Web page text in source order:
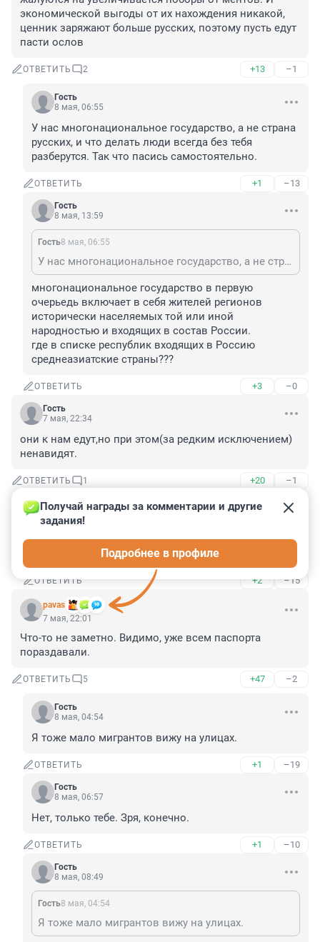
экономической выгоды от их нахождения никакой,
ценник заряжают больше русских, поэтому пусть едут
пасти ослов
ОТВЕТИТЬ 2 +13 –1
Гость
8 мая, 06:55
У нас многонациональное государство, а не страна
русских, и что делать люди всегда без тебя
разберутся. Так что пасись самостоятельно.
ОТВЕТИТЬ +1 –13
Гость
8 мая, 13:59
Гость8 мая, 06:55
У нас многонациональное государство, а не страна русских, и что делать люди всегда без тебя разберутся. Так что пасись самостоятельно.
многонациональное государство в первую
очерьедь включает в себя жителей регионов
исторически населяемых той или иной
народностью и входящих в состав России.
где в списке республик входящих в Россию
среднеазиатские страны???
ОТВЕТИТЬ +3 –0
Гость
7 мая, 22:34
они к нам едут,но при этом(за редким исключением)
ненавидят.
ОТВЕТИТЬ 1 +20 –1
Гость
8 мая, 06:56
Ненависть, за редким исключением, исходит от
ОТВЕТИТЬ +2 –15
pavas
Получай награды за комментарии и другие
задания!
Подробнее в профиле
7 мая, 22:01
Что-то не заметно. Видимо, уже всем паспорта
пораздавали.
ОТВЕТИТЬ 5 +47 –2
Гость
8 мая, 04:54
Я тоже мало мигрантов вижу на улицах.
ОТВЕТИТЬ +1 –19
Гость
8 мая, 06:57
Нет, только тебе. Зря, конечно.
ОТВЕТИТЬ +1 –10
Гость
8 мая, 08:49
Гость8 мая, 04:54
Я тоже мало мигрантов вижу на улицах.